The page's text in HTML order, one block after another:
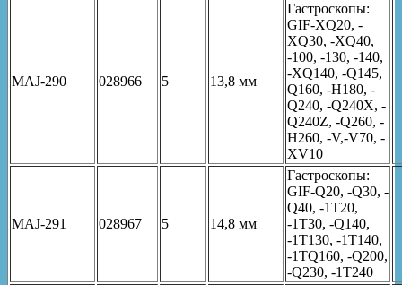
MAJ-290 028966 5 13,8 мм
Гастроскопы:
GIF-XQ20, -
XQ30, -XQ40,
-100, -130, -140,
-XQ140, -Q145,
Q160, -H180, -
Q240, -Q240X, -
Q240Z, -Q260, -
H260, -V,-V70, -
XV10
MAJ-291 028967 5 14,8 мм
Гастроскопы:
GIF-Q20, -Q30, -
Q40, -1T20,
-1T30, -Q140,
-1T130, -1T140,
-1TQ160, -Q200,
-Q230, -1T240